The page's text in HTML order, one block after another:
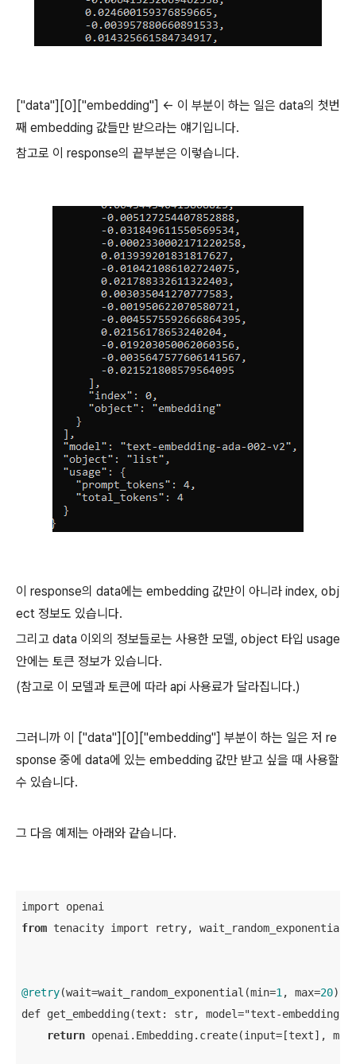
["data"][0]["embedding"] <- 이 부분이 하는 일은 data의 첫번
째 embedding 값들만 받으라는 얘기입니다.
참고로 이 response의 끝부분은 이렇습니다.
이 response의 data에는 embedding 값만이 아니라 index, obj
ect 정보도 있습니다.
그리고 data 이외의 정보들로는 사용한 모델, object 타입 usage
안에는 토큰 정보가 있습니다.
(참고로 이 모델과 토큰에 따라 api 사용료가 달라집니다.)
그러니까 이 ["data"][0]["embedding"] 부분이 하는 일은 저 re
sponse 중에 data에 있는 embedding 값만 받고 싶을 때 사용할
수 있습니다.
그 다음 예제는 아래와 같습니다.
from tenacity import retry, wait_random_exponential,
@retry(wait=wait_random_exponential(min=1 , max=20),
def get_embedding(text: str, model="text-embedding-
return openai.Embedding.create(input= [text],